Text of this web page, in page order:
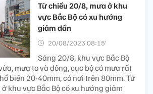
Từ chiều 20/8, mưa ở khu
vực Bắc Bộ có xu hướng
giảm dần
20/08/2023 08:15’
Sáng 20/8, khu vực Bắc Bộ
mưa to và dông, cục bộ có mưa rất
biến 20-40mm, có nơi trên 80mm. Từ
khu vực Bắc Bộ có xu hướng giảm